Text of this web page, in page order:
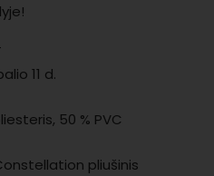
11 d.
50 % PVC
pliušinis